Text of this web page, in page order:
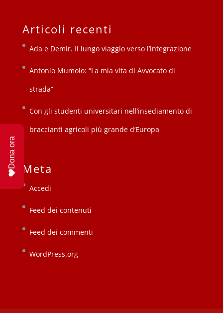
Articoli recenti
Ada e Demir. Il lungo viaggio verso l’integrazione
Antonio Mumolo: “La mia vita di Avvocato di
strada”
Con gli studenti universitari nell’insediamento di
braccianti agricoli più grande d’Europa
Meta
Accedi
Feed dei contenuti
Feed dei commenti
WordPress.org
Dona ora